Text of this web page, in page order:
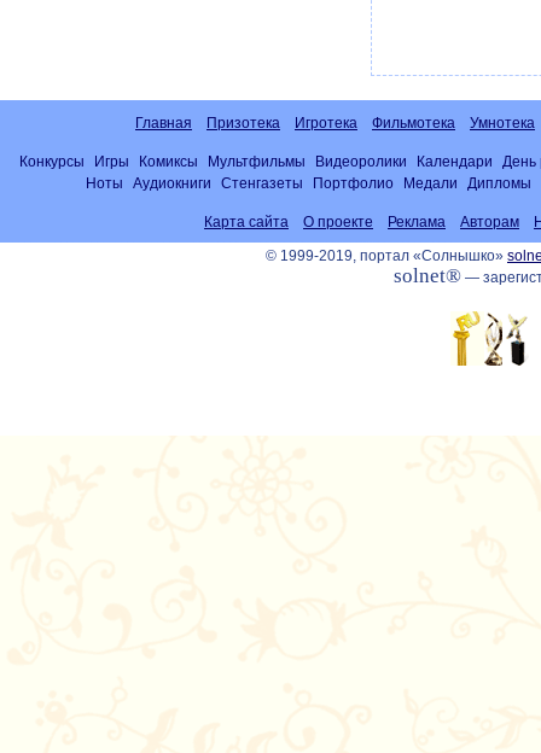
Главная Призотека Игротека Фильмотека Умнотека
Конкурсы Игры Комиксы Мультфильмы Видеоролики Календари
День
Ноты
Аудиокниги Стенгазеты Портфолио Медали Дипломы
Карта сайта О проекте Реклама Авторам
© 1999-2019, портал «Солнышко»
solnet®—